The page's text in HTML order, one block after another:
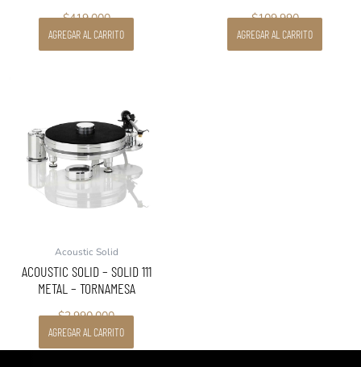
$419.000
AGREGAR AL CARRITO
$109.990
AGREGAR AL CARRITO
Acoustic Solid
ACOUSTIC SOLID – SOLID 111
METAL – TORNAMESA
$2.990.000
AGREGAR AL CARRITO